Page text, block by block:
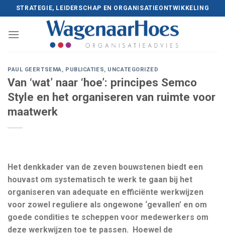
to
content
STRATEGIE, LEIDERSCHAP EN ORGANISATIEONTWIKKELING
PAUL GEERTSEMA, PUBLICATIES, UNCATEGORIZED
Van ‘wat’ naar ‘hoe’: principes Semco
Style en het organiseren van ruimte voor
maatwerk
Het denkkader van de zeven bouwstenen biedt een
houvast om systematisch te werk te gaan bij het
organiseren van adequate en efficiënte werkwijzen
voor zowel reguliere als ongewone ‘gevallen’ en om
goede condities te scheppen voor medewerkers om
deze werkwijzen toe te passen. Hoewel de